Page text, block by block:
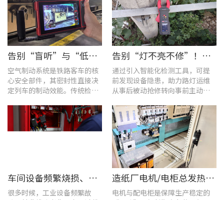
告别“盲听”与“低效” | 优利德智能检测方案助力铁路运维检修提质增效
空气制动系统是铁路客车的核
心安全部件，其密封性直接决
定列车的制动效能。传统检修
的排查方式，不仅耗时费力，
更易造成漏检
告别“灯不亮不修”！优利德产品组合赋能城市道路照明设施运维更高效
通过引入智能化检测工具，可提
前发现设备隐患，助力路灯运维
从事后被动抢修转向事前主动预
车间设备频繁烧损、无故停机?一台UT285C搞定电能质量隐患
很多时候，工业设备频繁故
造纸厂电机/电柜总发热？这套7×24h在线监测方案帮你“扼杀”热隐患！
电机与配电柜是保障生产稳定的